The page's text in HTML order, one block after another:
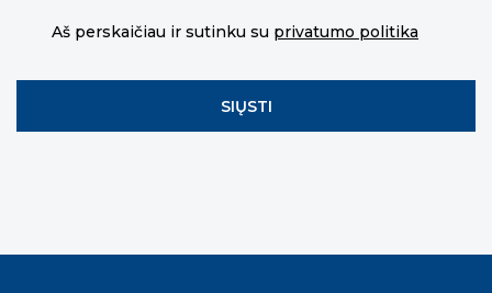
Aš perskaičiau ir sutinku su privatumo politika